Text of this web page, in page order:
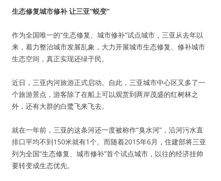
生态修复城市修补 让三亚“蜕变”
作为全国唯一的“生态修复、城市修补”试点城市，三亚从去年以
来，着力整治城市发展乱象，大力开展城市生态修复、修补城市
生态空间，真正实现还绿于民。
近日，三亚内河旅游正式启动。自此，三亚城市中心区又多了一
个旅游景点，游客除了在船上可以观赏到两岸茂盛的红树林之
外，还有大群的白鹭飞来飞去。
就在一年前，三亚的这条河还一度被称作“臭水河”，沿河污水直
排口平均不到150米就有1个。而随着2015年6月，住建部将三亚
列为全国“生态修复、城市修补”首个试点城市，以往的经济挂帅
要转变成生态优先。